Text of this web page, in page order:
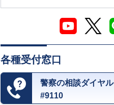
各種受付窓口
警察の相談ダイヤル
#9110